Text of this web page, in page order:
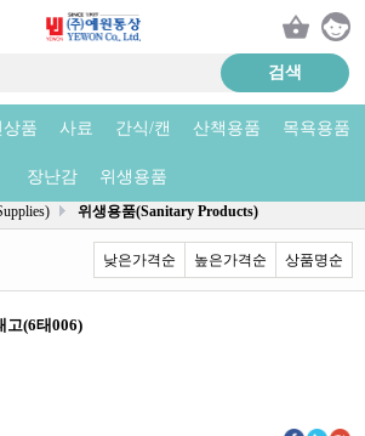
상품 사료 간식/캔 산책용품 목욕용품
장난감 위생용품
상품리스트
위생용품(Sanitary Products)
낮은가격순 높은가격순 상품명순
고(6태006)